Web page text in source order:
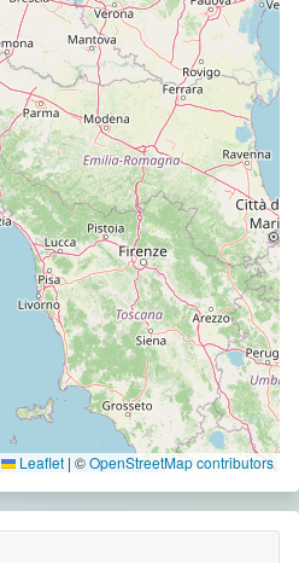
Leaflet | ©OpenStreetMap contributors